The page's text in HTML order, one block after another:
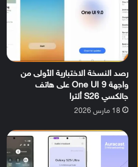
رصد النسخة الاختبارية الأولى من
واجهة One UI 9 على هاتف
جالكسي S26 ألترا
18 مارس 2026